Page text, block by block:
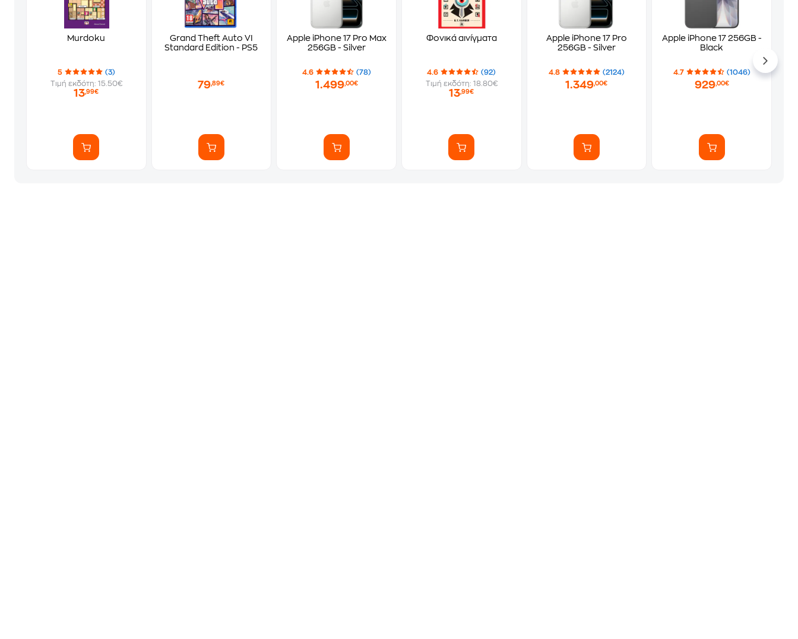
Murdoku
5
(3)
Τιμή εκδότη: 15.50€
13,99€
Grand Theft Auto VI
Standard Edition - PS5
79,89€
Apple iPhone 17 Pro Max
256GB - Silver
4.6 (78)
1.499,00€
Φονικά αινίγματα
4.6
(92)
Τιμή εκδότη: 18.80€
13,99€
Apple iPhone 17 Pro
256GB - Silver
4.8 (2124)
1.349,00€
Apple iPhone 17 256GB -
Black
4.7 (1046)
929,00€